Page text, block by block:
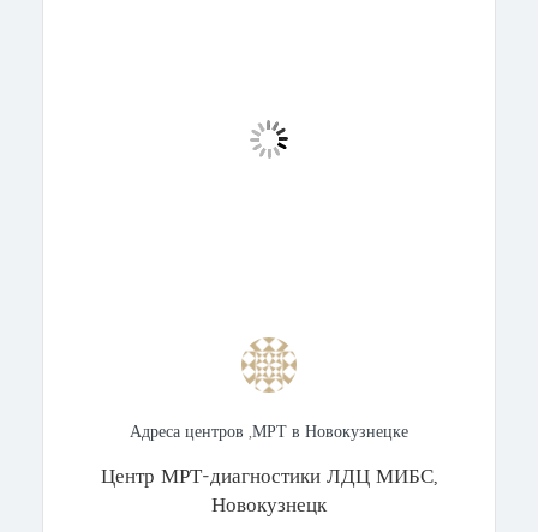
Адреса центров ,МРТ в Новокузнецке
Центр МРТ-диагностики ЛДЦ МИБС,
Новокузнецк